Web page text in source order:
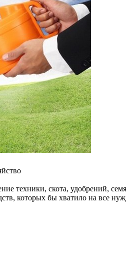
техники, скота, удобрений,
которых бы хватило на все